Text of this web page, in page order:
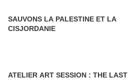
SAUVONS LA PALESTINE ET LA
CISJORDANIE
ATELIER ART SESSION : THE LAST